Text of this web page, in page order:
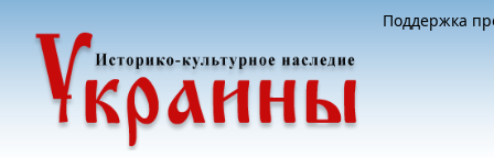
Поддержка